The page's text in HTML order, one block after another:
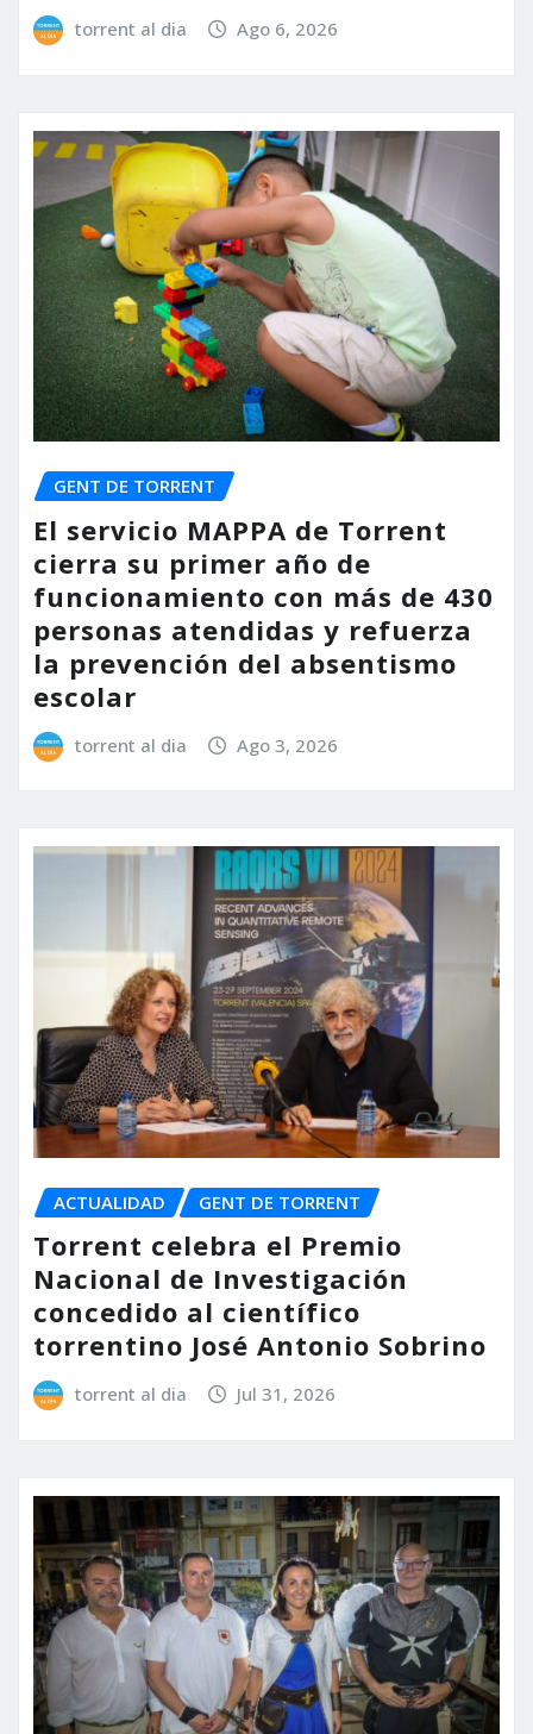
torrent al dia Ago 6, 2026
GENT DE TORRENT
El servicio MAPPA de Torrent
cierra su primer año de
funcionamiento con más de 430
personas atendidas y refuerza
la prevención del absentismo
escolar
torrent al dia Ago 3, 2026
ACTUALIDAD GENT DE TORRENT
Torrent celebra el Premio
Nacional de Investigación
concedido al científico
torrentino José Antonio Sobrino
torrent al dia Jul 31, 2026